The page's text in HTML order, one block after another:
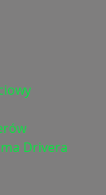
Drivera